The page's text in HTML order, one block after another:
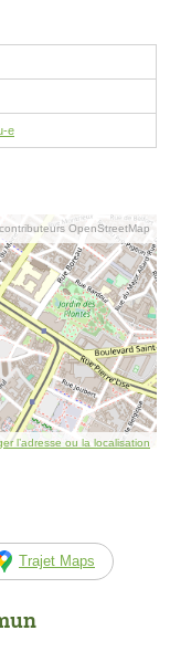
e
OpenStreetMap
l’adresse ou la localisation
Trajet Maps